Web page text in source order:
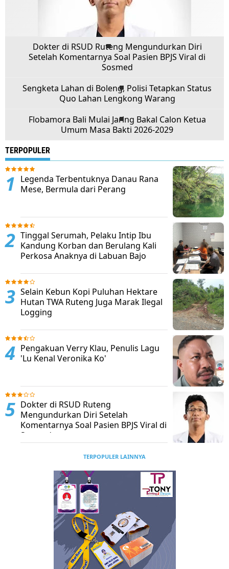
Dokter di RSUD Ruteng Mengundurkan Diri
Setelah Komentarnya Soal Pasien BPJS Viral di
Sosmed
Sengketa Lahan di Boleng, Polisi Tetapkan Status
Quo Lahan Lengkong Warang
Flobamora Bali Mulai Jaring Bakal Calon Ketua
Umum Masa Bakti 2026-2029
TERPOPULER
Legenda Terbentuknya Danau Rana
Mese, Bermula dari Perang
Tinggal Serumah, Pelaku Intip Ibu
Kandung Korban dan Berulang Kali
Perkosa Anaknya di Labuan Bajo
Selain Kebun Kopi Puluhan Hektare
Hutan TWA Ruteng Juga Marak Ilegal
Logging
Pengakuan Verry Klau, Penulis Lagu
'Lu Kenal Veronika Ko'
Dokter di RSUD Ruteng
Mengundurkan Diri Setelah
Komentarnya Soal Pasien BPJS Viral di
Sosmed
TERPOPULER LAINNYA